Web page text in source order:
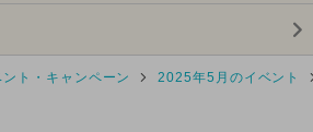
ント
ント
ント・キャンペーン 2025年5月のイベント